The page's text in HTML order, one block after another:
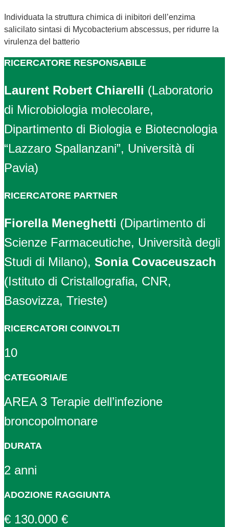
Individuata la struttura chimica di inibitori dell’enzima
salicilato sintasi di Mycobacterium abscessus, per ridurre la
virulenza del batterio
RICERCATORE RESPONSABILE
Laurent Robert Chiarelli (Laboratorio
di Microbiologia molecolare,
Dipartimento di Biologia e Biotecnologia
“Lazzaro Spallanzani”, Università di
Pavia)
RICERCATORE PARTNER
Fiorella Meneghetti (Dipartimento di
Scienze Farmaceutiche, Università degli
Studi di Milano), Sonia Covaceuszach
(Istituto di Cristallografia, CNR,
Basovizza, Trieste)
RICERCATORI COINVOLTI
10
CATEGORIA/E
AREA 3 Terapie dell’infezione
broncopolmonare
DURATA
2 anni
ADOZIONE RAGGIUNTA
€ 130.000 €